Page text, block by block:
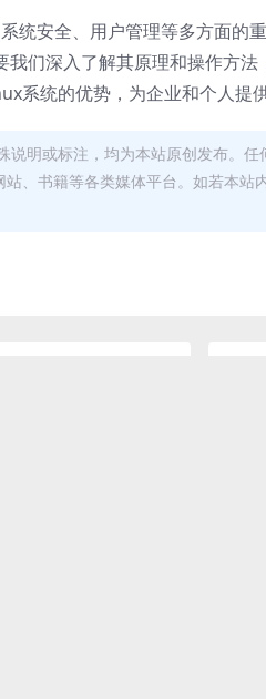
统安全、用户管理等多方面的
们深入了解其原理和操作方
系统的优势，为企业和个人提
说明或标注，均为本站原创发布。
、书籍等各类媒体平台。如若本